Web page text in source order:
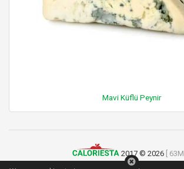
Mavi Küflü Peynir
2017 © 2026 [